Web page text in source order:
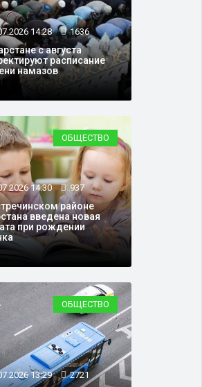
14:28 1636
с августа
расписание
намазов
ОБЩЕСТВО
14:30 937
районе
введена новая
при рождении
ОБЩЕСТВО
13:29 2721